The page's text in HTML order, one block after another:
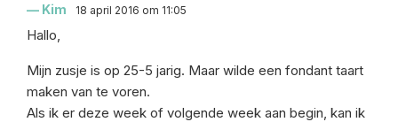
Kim 18 april 2016 om 11:05
Hallo,
Mijn zusje is op 25-5 jarig. Maar wilde een fondant taart
maken van te voren.
Als ik er deze week of volgende week aan begin, kan ik